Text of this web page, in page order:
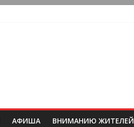
АФИША ВНИМАНИЮ ЖИТЕЛЕЙ